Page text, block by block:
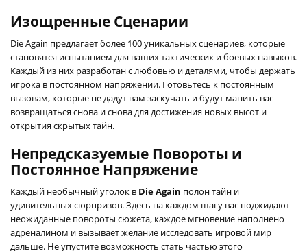
Изощренные Сценарии
Die Again предлагает более 100 уникальных сценариев, которые
становятся испытанием для ваших тактических и боевых навыков.
Каждый из них разработан с любовью и деталями, чтобы держать
игрока в постоянном напряжении. Готовьтесь к постоянным
вызовам, которые не дадут вам заскучать и будут манить вас
возвращаться снова и снова для достижения новых высот и
открытия скрытых тайн.
Непредсказуемые Повороты и
Постоянное Напряжение
Каждый необычный уголок в Die Again полон тайн и
удивительных сюрпризов. Здесь на каждом шагу вас поджидают
неожиданные повороты сюжета, каждое мгновение наполнено
адреналином и вызывает желание исследовать игровой мир
дальше. Не упустите возможность стать частью этого